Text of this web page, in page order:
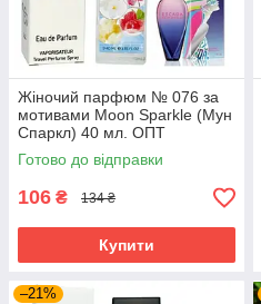
Жіночий парфюм № 076 за
мотивами Moon Sparkle (Мун
Спаркл) 40 мл. ОПТ
Готово до відправки
106 ₴ 134 ₴
Купити
–21%